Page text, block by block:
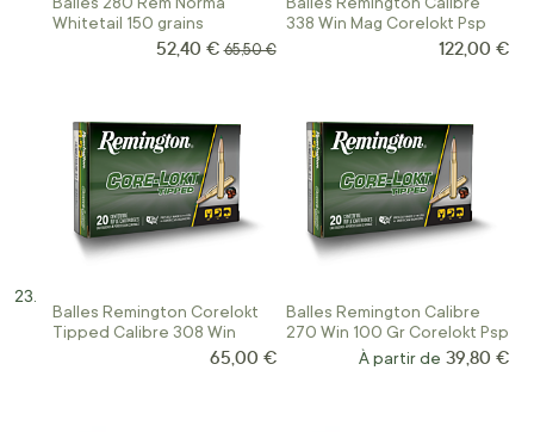
Whitetail 150 grains
Prix Spécial
52,40 € Prix normal
65,50 €
338 Win Mag Corelokt Psp
122,00 €
Balles Remington Corelokt
Tipped Calibre 308 Win
65,00 €
Balles Remington Calibre
270 Win 100 Gr Corelokt Psp
À partir de 39,80 €